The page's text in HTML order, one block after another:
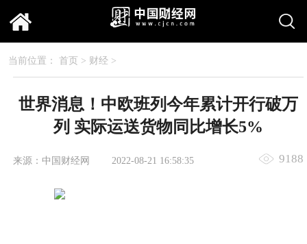
当前位置： 首页 > 财经>
世界消息！中欧班列今年累计开行破万
列 实际运送货物同比增长5%
来源：中国财经网 2022-08-21 16:58:35 9188